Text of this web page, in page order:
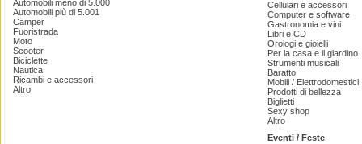
Automobili meno di 5.000
Automobili più di 5.001
Camper
Fuoristrada
Moto
Scooter
Biciclette
Nautica
Ricambi e accessori
Altro
Cellulari e accessori
Computer e software
Gastronomia e vini
Libri e CD
Orologi e gioielli
Per la casa e il giardino
Strumenti musicali
Baratto
Mobili / Elettrodomestici
Prodotti di bellezza
Biglietti
Sexy shop
Altro
Eventi / Feste